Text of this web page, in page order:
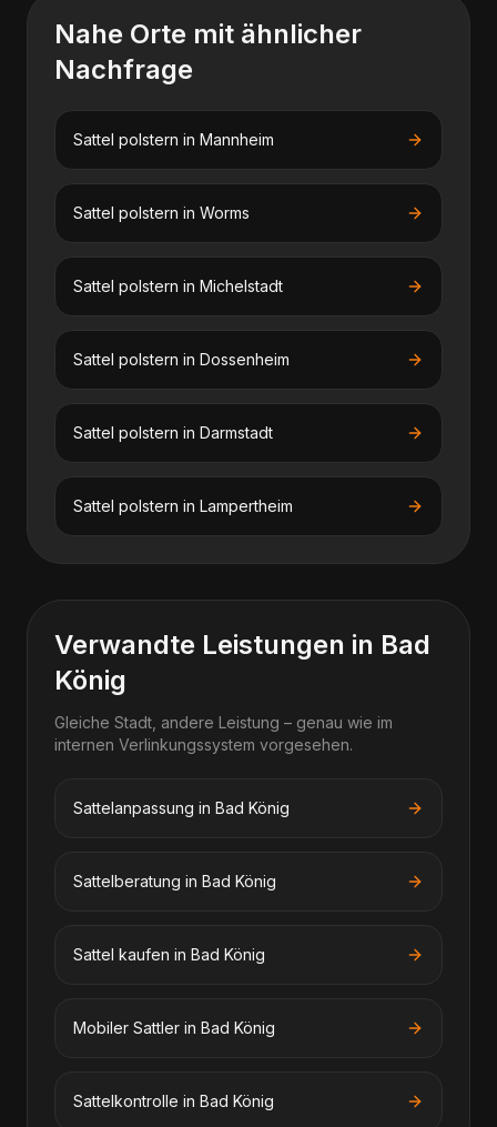
Nahe Orte mit ähnlicher
Nachfrage
Sattel polstern in Mannheim
Sattel polstern in Worms
Sattel polstern in Michelstadt
Sattel polstern in Dossenheim
Sattel polstern in Darmstadt
Sattel polstern in Lampertheim
Verwandte Leistungen in Bad
König
Gleiche Stadt, andere Leistung – genau wie im
internen Verlinkungssystem vorgesehen.
Sattelanpassung in Bad König
Sattelberatung in Bad König
Sattel kaufen in Bad König
Mobiler Sattler in Bad König
Sattelkontrolle in Bad König